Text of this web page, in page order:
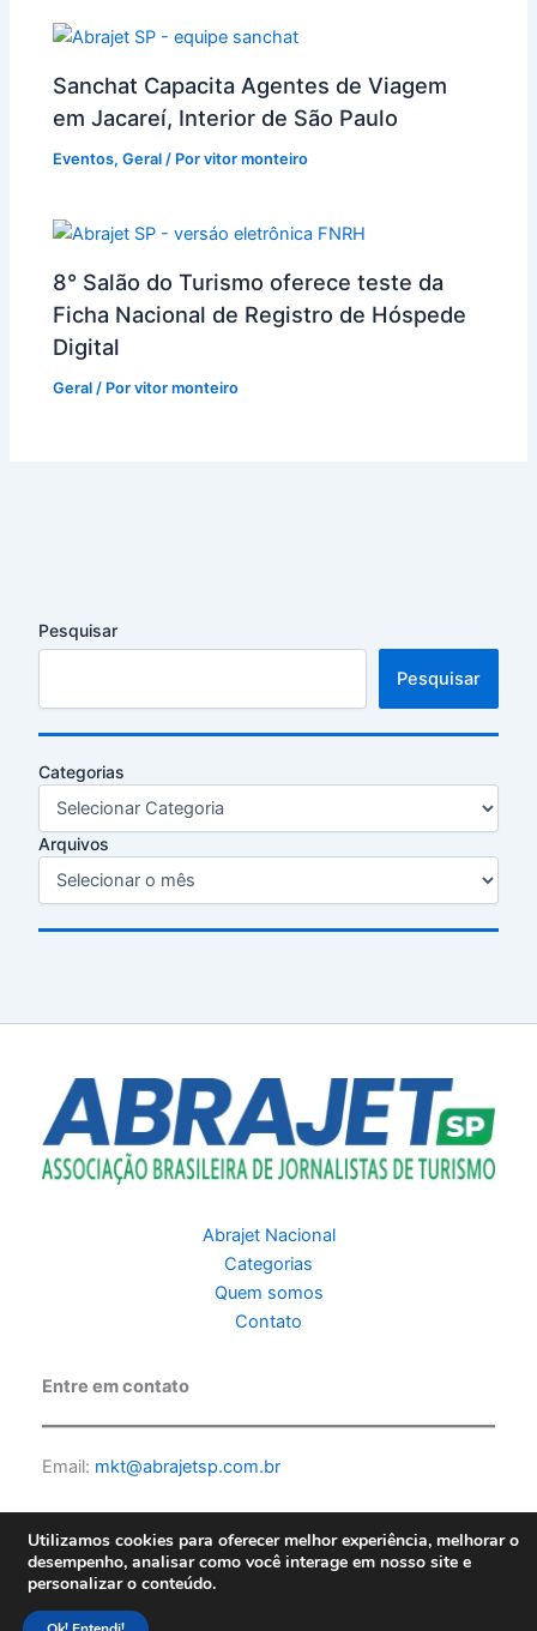
Sanchat Capacita Agentes de Viagem
em Jacareí, Interior de São Paulo
Eventos,Geral / Porvitor monteiro
8° Salão do Turismo oferece teste da
Ficha Nacional de Registro de Hóspede
Digital
Geral / Porvitor monteiro
Pesquisar
Pesquisar
Categorias
Arquivos
Abrajet Nacional
Categorias
Quem somos
Contato
Entre em contato
Email: mkt@abrajetsp.com.br
Copyright © 2026 Abrajet SP | Feito por PKScode |
Utilizamos cookies para oferecer melhor experiência, melhorar o
desempenho, analisar como você interage em nosso site e
personalizar o conteúdo.